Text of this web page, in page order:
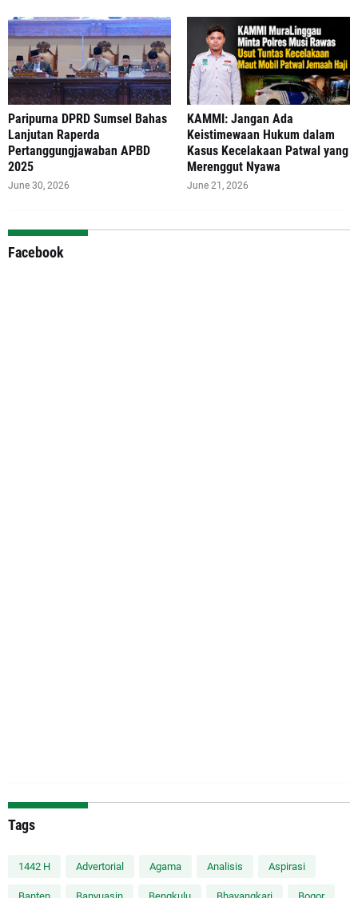
Paripurna DPRD Sumsel Bahas
Lanjutan Raperda
Pertanggungjawaban APBD
2025
June 30, 2026
‎KAMMI: Jangan Ada
Keistimewaan Hukum dalam
Kasus Kecelakaan Patwal yang
Merenggut Nyawa
June 21, 2026
Facebook
Tags
1442 H Advertorial Agama Analisis Aspirasi